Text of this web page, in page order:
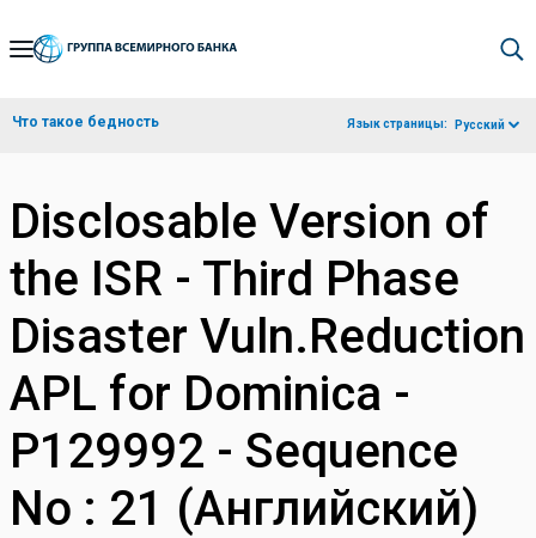
Skip
Navigation
Что такое бедность Язык страницы: Русский
Disclosable Version of
the ISR - Third Phase
Disaster Vuln.Reduction
APL for Dominica -
P129992 - Sequence
No : 21 (Английский)